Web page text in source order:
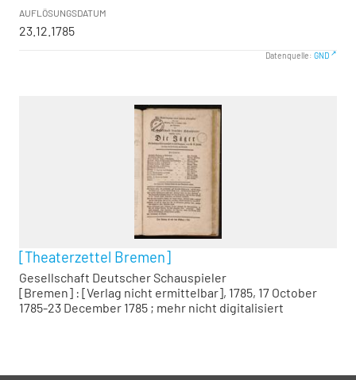
AUFLÖSUNGSDATUM
23.12.1785
Datenquelle: GND
[Theaterzettel Bremen]
Gesellschaft Deutscher Schauspieler
[Bremen] : [Verlag nicht ermittelbar], 1785, 17 October
1785-23 December 1785 ; mehr nicht digitalisiert